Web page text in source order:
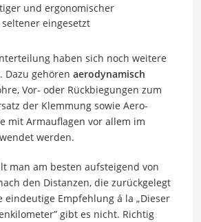
und ergonomischer
eingesetzt
haben sich noch weitere
Dazu gehören aerodynamisch
Vor- oder Rückbiegungen zum
der Klemmung sowie Aero-
mit Armauflagen vor allem im
werden.
man am besten aufsteigend von
den Distanzen, die zurückgelegt
eindeutige Empfehlung á la „Dieser
gibt es nicht. Richtig